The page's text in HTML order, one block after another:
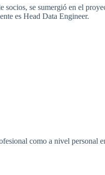
socios, se sumergió en el
es Head Data Engineer.
como a nivel personal